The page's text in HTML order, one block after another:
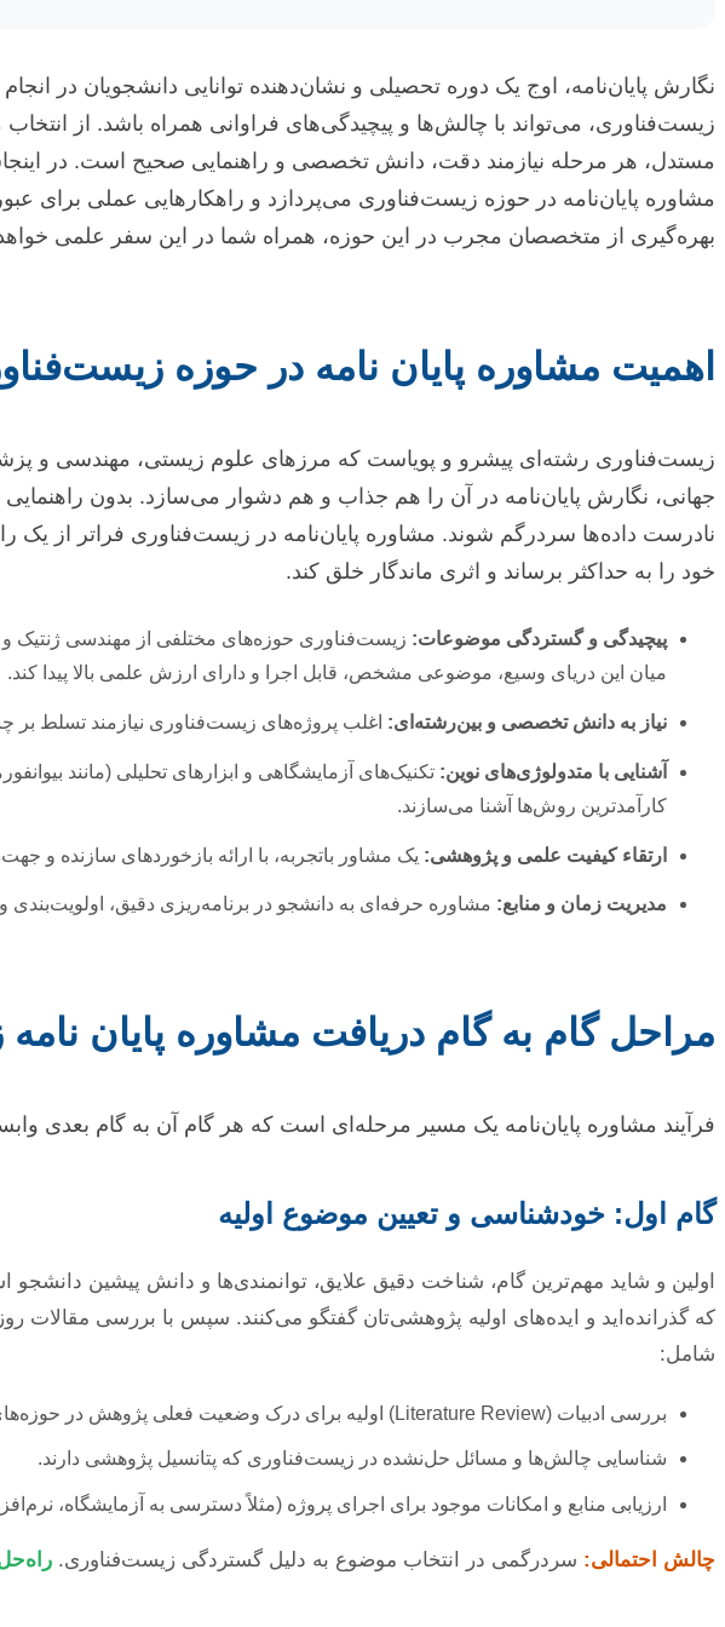
نگارش پایان‌نامه، اوج یک دوره تحصیلی و نشان‌دهنده توانایی دانشجویان در
زیست‌فناوری، می‌تواند با چالش‌ها و پیچیدگی‌های فراوانی همراه باشد. از
مستدل، هر مرحله نیازمند دقت، دانش تخصصی و راهنمایی صحیح است. در
مشاوره پایان‌نامه در حوزه زیست‌فناوری می‌پردازد و راهکارهایی عملی برای
بهره‌گیری از متخصصان مجرب در این حوزه، همراه شما در این سفر علمی
اهمیت مشاوره پایان نامه در حوزه
زیست‌فناوری رشته‌ای پیشرو و پویاست که مرزهای علوم زیستی، مهندسی و
جهانی، نگارش پایان‌نامه در آن را هم جذاب و هم دشوار می‌سازد. بدون
نادرست داده‌ها سردرگم شوند. مشاوره پایان‌نامه در زیست‌فناوری فراتر از
خود را به حداکثر برساند و اثری ماندگار خلق کند.
پیچیدگی و گستردگی موضوعات: زیست‌فناوری حوزه‌های مختلفی از مهندسی ژنتیک
میان این دریای وسیع، موضوعی مشخص، قابل اجرا و دارای ارزش علمی بالا پیدا کند.
نیاز به دانش تخصصی و بین‌رشته‌ای: اغلب پروژه‌های زیست‌فناوری نیازمند تسلط بر
آشنایی با متدولوژی‌های نوین: تکنیک‌های آزمایشگاهی و ابزارهای تحلیلی (مانند
کارآمدترین روش‌ها آشنا می‌سازند.
ارتقاء کیفیت علمی و پژوهشی: یک مشاور باتجربه، با ارائه بازخوردهای سازنده و
مدیریت زمان و منابع: مشاوره حرفه‌ای به دانشجو در برنامه‌ریزی دقیق، اولویت‌بندی
مراحل گام به گام دریافت مشاوره پایان
فرآیند مشاوره پایان‌نامه یک مسیر مرحله‌ای است که هر گام آن به گام بعدی
گام اول: خودشناسی و تعیین موضوع اولیه
اولین و شاید مهم‌ترین گام، شناخت دقیق علایق، توانمندی‌ها و دانش پیشین دانشجو
که گذرانده‌اید و ایده‌های اولیه پژوهشی‌تان گفتگو می‌کنند. سپس با بررسی
شامل:
بررسی ادبیات (Literature Review) اولیه برای درک وضعیت فعلی پژوهش در حوزه‌های مرتبط.
شناسایی چالش‌ها و مسائل حل‌نشده در زیست‌فناوری که پتانسیل پژوهشی دارند.
ارزیابی منابع و امکانات موجود برای اجرای پروژه (مثلاً دسترسی به آزمایشگاه،
چالش احتمالی: سردرگمی در انتخاب موضوع به دلیل گستردگی زیست‌فناوری.